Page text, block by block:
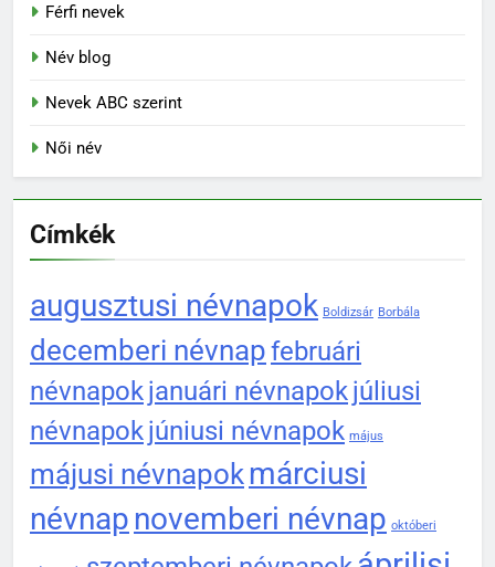
Férfi nevek
Név blog
Nevek ABC szerint
Női név
Címkék
augusztusi névnapok Boldizsár Borbála
decemberi névnapfebruári
névnapokjanuári névnapokjúliusi
névnapokjúniusi névnapok május
májusi névnapokmárciusi
névnap novemberi névnap októberi